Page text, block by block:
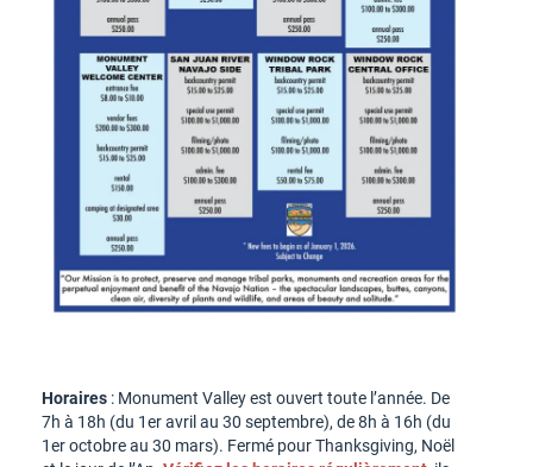
Horaires : Monument Valley est ouvert toute l’année. De
7h à 18h (du 1er avril au 30 septembre), de 8h à 16h (du
1er octobre au 30 mars). Fermé pour Thanksgiving, Noël